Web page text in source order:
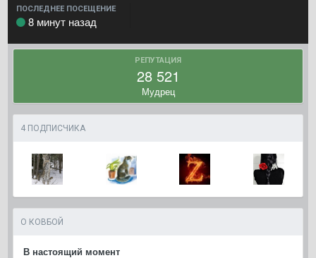
ПОСЛЕДНЕЕ ПОСЕЩЕНИЕ
8 минут назад
РЕПУТАЦИЯ
28 521
Мудрец
4 ПОДПИСЧИКА
О КОВБОЙ
В настоящий момент